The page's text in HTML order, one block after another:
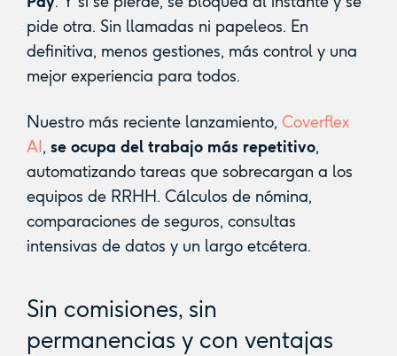
pide otra. Sin llamadas ni papeleos. En
definitiva, menos gestiones, más control y una
mejor experiencia para todos.
Nuestro más reciente lanzamiento, Coverflex
AI , se ocupa del trabajo más repetitivo,
automatizando tareas que sobrecargan a los
equipos de RRHH. Cálculos de nómina,
comparaciones de seguros, consultas
intensivas de datos y un largo etcétera.
Sin comisiones, sin
permanencias y con ventajas